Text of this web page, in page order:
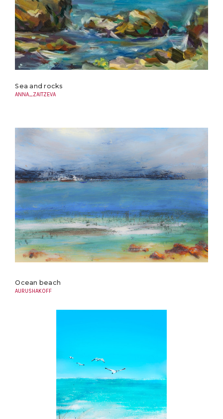
Sea and rocks
ANNA_ZAITZEVA
Ocean beach
AURUSHAKOFF